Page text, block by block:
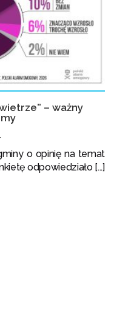
– ważny
o opinię na temat
odpowiedziało [...]